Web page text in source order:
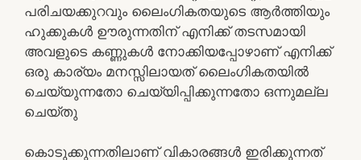
പരിചയക്കുറവും ലൈംഗികതയുടെ ആർത്തിയും
ഹുക്കുകൾ ഊരുന്നതിന് എനിക്ക് തടസമായി
അവളുടെ കണ്ണുകൾ നോക്കിയപ്പോഴാണ് എനിക്ക്
ഒരു കാര്യം മനസ്സിലായത് ലൈംഗികതയിൽ
ചെയ്യുന്നതോ ചെയ്യിപ്പിക്കുന്നതോ ഒന്നുമല്ല
ചെയ്തു
കൊടുക്കുന്നതിലാണ് വികാരങ്ങൾ ഇരിക്കുന്നത്